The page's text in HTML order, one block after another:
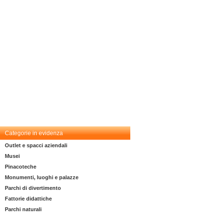
Categorie in evidenza
Outlet e spacci aziendali
Musei
Pinacoteche
Monumenti, luoghi e palazze
Parchi di divertimento
Fattorie didattiche
Parchi naturali